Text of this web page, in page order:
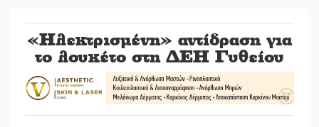
«Ηλεκτρισμένη» αντίδραση για
το λουκέτο στη ΔΕΗ Γυθείου